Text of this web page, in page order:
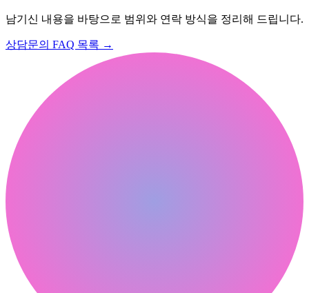
남기신 내용을 바탕으로 범위와 연락 방식을 정리해 드립니다.
상담문의 FAQ 목록 →